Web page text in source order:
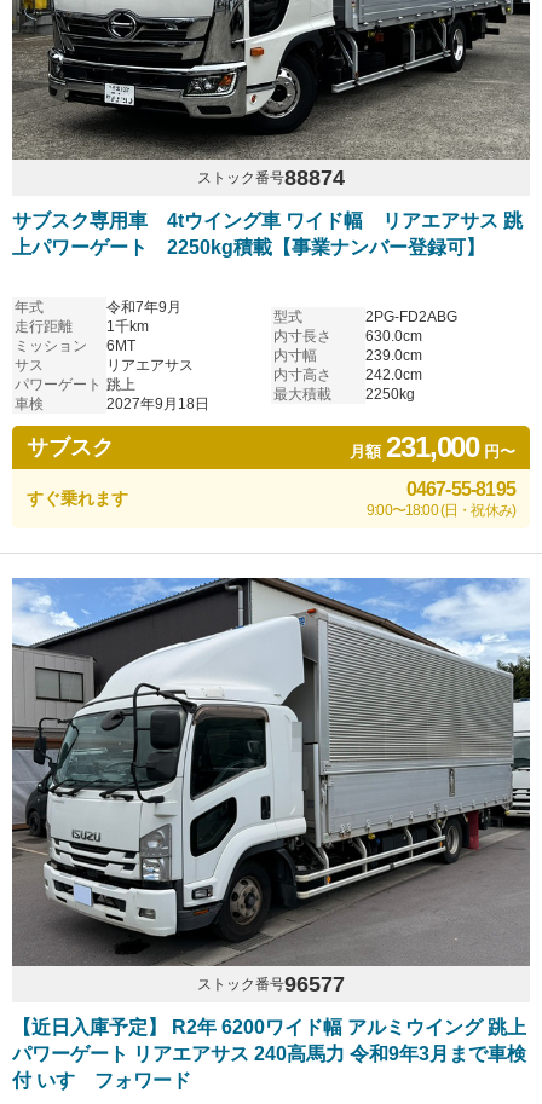
ストック番号88874
サブスク専用車 4tウイング車 ワイド幅 リアエアサス 跳
上パワーゲート 2250kg積載【事業ナンバー登録可】
年式
令和7年9月
走行距離
1千km
ミッション
6MT
サス
リアエアサス
パワーゲート 跳上
車検
2027年9月18日
型式
2PG-FD2ABG
内寸長さ
630.0cm
内寸幅
239.0cm
内寸高さ
242.0cm
最大積載
2250kg
サブスク 月額231,000円〜
すぐ乗れます 0467-55-8195
9:00〜18:00 (日・祝休み)
ストック番号96577
【近日入庫予定】 R2年 6200ワイド幅 アルミウイング 跳上
パワーゲート リアエアサス 240高馬力 令和9年3月まで車検
付 いすゞフォワード